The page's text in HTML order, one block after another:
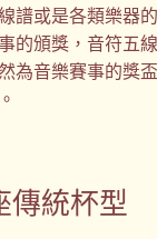
譜或是各類樂器
的頒獎，音符五
為音樂賽事的獎
傳統杯型